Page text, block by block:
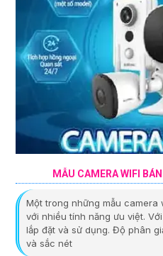
MẪU CAMERA WIFI
Một trong những mẫu
với nhiều tính năng ưu việt.
lắp đặt và sử dụng. Độ phân
và sắc nét